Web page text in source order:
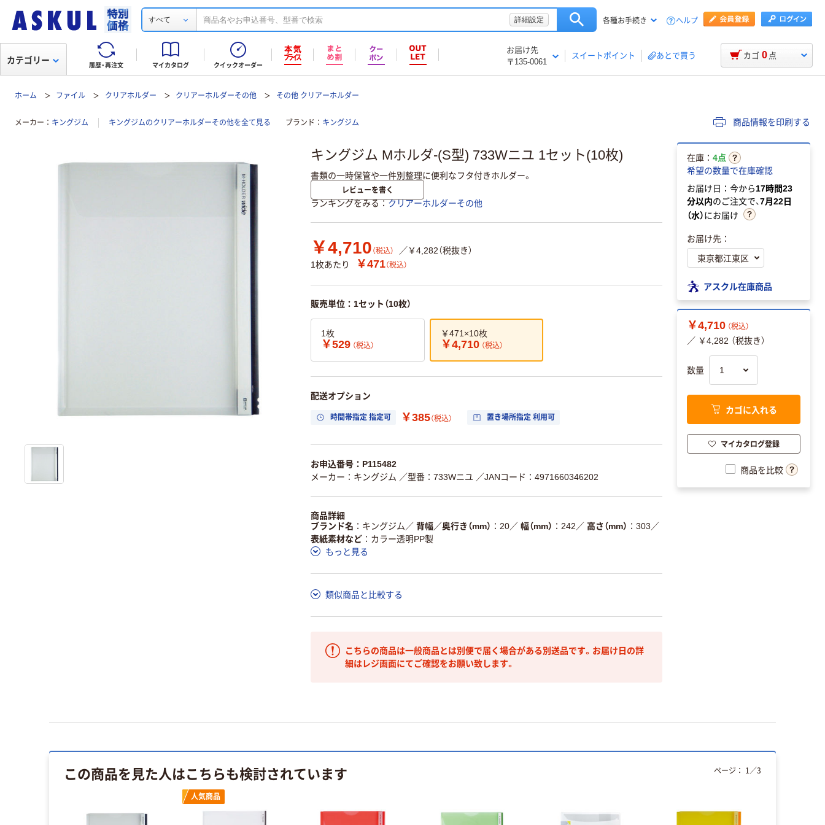
すべて 詳細設定 各種お手続き ヘルプ
履歴・再注文 マイカタログ クイックオーダー
お届け先
〒135-0061
スイートポイント あとで買う
カテゴリー カゴ 0 点
ホーム ファイル クリアホルダー クリアーホルダーその他 その他 クリアーホルダー
メーカー キングジム キングジムのクリアーホルダーその他を全て見る ブランド キングジム 商品情報を印刷する
キングジム Mホルダ-(S型) 733Wニユ 1セット(10枚)
書類の一時保管や一件別整理に便利なフタ付きホルダー。
レビューを書く
ランキングをみる クリアーホルダーその他
￥4,710 （税込）
／￥4,282（税抜き）
1枚あたり
￥471（税込）
販売単位：1セット（10枚）
1枚
￥529 （税込）
￥471×10枚
￥4,710 （税込）
配送オプション
時間帯指定 指定可 ￥385（税込） 置き場所指定 利用可
お申込番号：P115482
メーカー：キングジム ／型番：733Wニユ ／JANコード：4971660346202
商品詳細
ブランド名
キングジム ／ 背幅／奥行き（mm） 20／ 幅（mm） 242 ／ 高さ（mm） 303 ／
表紙素材など
カラー透明PP製
もっと見る
類似商品と比較する
こちらの商品は一般商品とは別便で届く場合がある別送品です。お届け日の詳
細はレジ画面にてご確認をお願い致します。
在庫： 4点
希望の数量で在庫確認
お届け日：今から17時間23
分以内のご注文で、7月22日
（水）にお届け
お届け先：
アスクル在庫商品
￥4,710 （税込）
／ ￥4,282 （税抜き）
数量
カゴに入れる
マイカタログ登録
商品を比較
この商品を見た人はこちらも検討されています
人気商品
ページ： 1 ／3